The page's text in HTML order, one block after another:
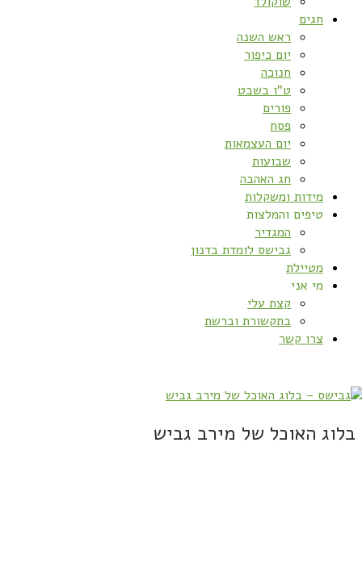
חגים
ראש השנה
יום כיפור
חנוכה
ט”ו בשבט
פורים
פסח
יום העצמאות
שבועות
חג האהבה
מידות ומשקלות
טיפים והמלצות
המגדיר
גבישס לומדת בדנון
מטיילת
מי אני
קצת עלי
בתקשורת וברשת
צרו קשר
בלוג האוכל של מירב גביש